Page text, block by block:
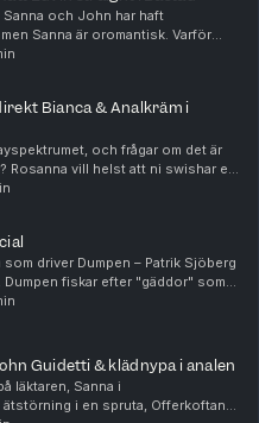
Sanna och John har haft
Sanna är oromantisk. Varför
fest i Stockholm med bara blonda
Bianca & Analkräm i
och frågar om det är
Rosanna vill helst att ni swishar en
ska få tag på Carola, Persbrandt
som driver Dumpen – Patrik Sjöberg
fiskar efter "gäddor" som
på barn, och hänger ut dom på
Guidetti & klädnypa i analen
läktaren, Sanna i
ätstörning i en spruta, Offerkoftan i